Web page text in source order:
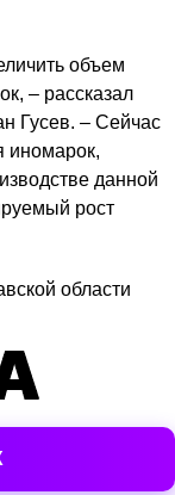
объем
– рассказал
Гусев. – Сейчас
иномарок,
данной
рост
области